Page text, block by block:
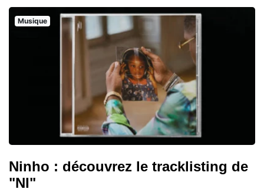
Musique
Ninho : découvrez le tracklisting de
"NI"